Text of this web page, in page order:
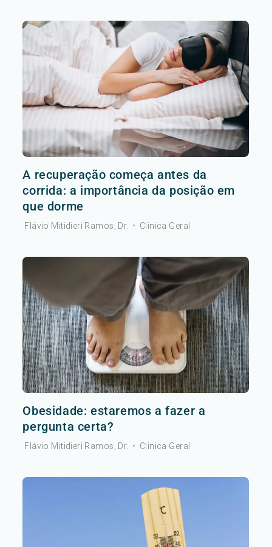
A recuperação começa antes da
corrida: a importância da posição em
que dorme
Flávio Mitidieri Ramos, Dr. • Clinica Geral
Obesidade: estaremos a fazer a
pergunta certa?
Flávio Mitidieri Ramos, Dr. • Clinica Geral